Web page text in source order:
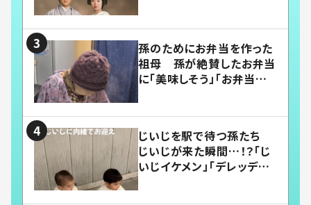
孫のためにお弁当を作った
祖母 孫が絶賛したお弁当
に「美味しそう」「お弁当すご
じいじを駅で待つ孫たち
じいじが来た瞬間…！？「じ
いじイケメン」「デレッデレ」